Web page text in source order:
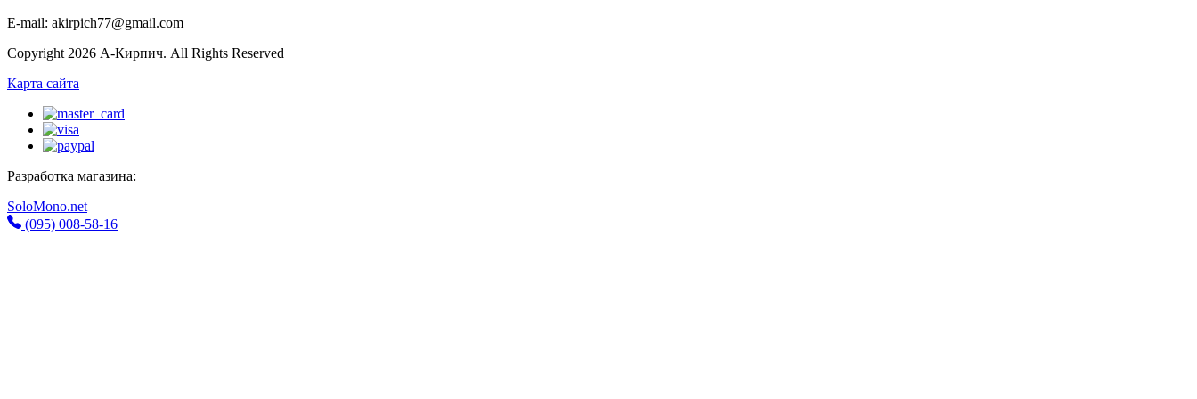
E-mail: akirpich77@gmail.com
Copyright 2026 А-Кирпич. All Rights Reserved
Карта сайта
Разработка магазина:
SoloMono.net
(095) 008-58-16